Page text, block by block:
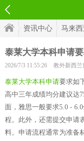
资讯中心 马来
泰莱大学本科申请
2026/7/3 11:55:26 教外新西兰
泰莱大学本科申请要求如
高中三年成绩均分建议达
面，雅思一般要求5.0 -
程。此外，还需提交申请
料。申请流程通常为准备